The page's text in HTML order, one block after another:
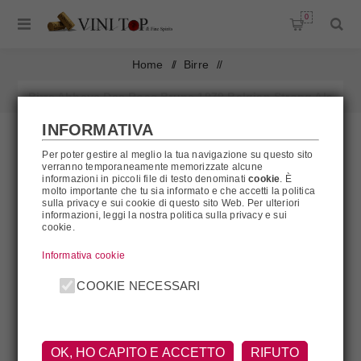
0
Home / Birre /
Birra Abbaye Des Rocs Brune 1979 Belgian Strong Ale
Abbaye Des Rocs Brune
AL MOMENTO NON DISPONIBILE
INFORMATIVA
Per poter gestire al meglio la tua navigazione su questo sito
verranno temporaneamente memorizzate alcune
informazioni in piccoli file di testo denominaticookie. È
molto importante che tu sia informato e che accetti la politica
sulla privacy e sui cookie di questo sito Web. Per ulteriori
informazioni, leggi la nostra politica sulla privacy e sui
cookie.
Informativa cookie
COOKIE NECESSARI
OK, HO CAPITO E ACCETTO RIFUTO